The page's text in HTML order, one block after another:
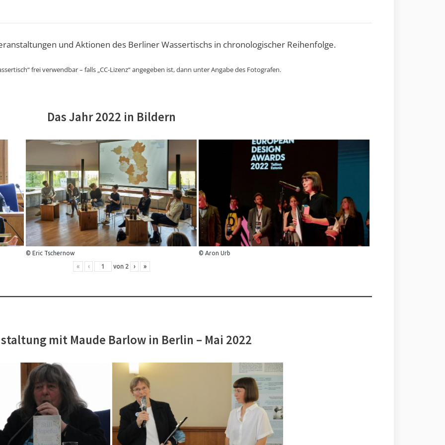
und Aktionen des Berliner Wassertischs in chronologischer Reihenfolge.
frei verwendbar – falls „CC-Lizenz“ angegeben ist, dann unter Angabe des Fotografen.
Das Jahr 2022 in Bildern
© Eric Tschernow © Aron Urb
« ‹ von 2 › »
mit Maude Barlow in Berlin – Mai 2022